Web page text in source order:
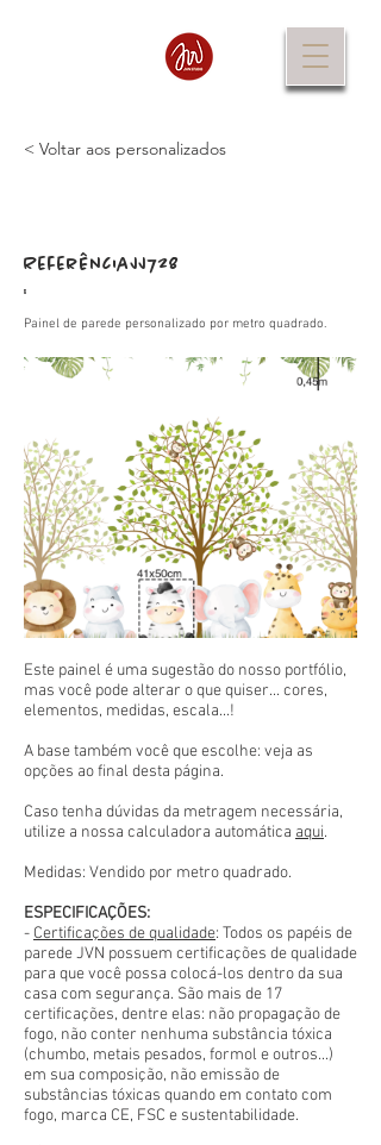
< Voltar aos personalizados
Referência
:
JJ728
Painel de parede personalizado por metro quadrado.
Este painel é uma sugestão do nosso portfólio,
mas você pode alterar o que quiser... cores,
elementos, medidas, escala...!
A base também você que escolhe: veja as
opções ao final desta página.
Caso tenha dúvidas da metragem necessária,
utilize a nossa calculadora automática aqui.
Medidas: Vendido por metro quadrado.
ESPECIFICAÇÕES:
- Certificações de qualidade: Todos os papéis de
parede JVN possuem certificações de qualidade
para que você possa colocá-los dentro da sua
casa com segurança. São mais de 17
certificações, dentre elas: não propagação de
fogo, não conter nenhuma substância tóxica
(chumbo, metais pesados, formol e outros...)
em sua composição, não emissão de
substâncias tóxicas quando em contato com
fogo, marca CE, FSC e sustentabilidade.